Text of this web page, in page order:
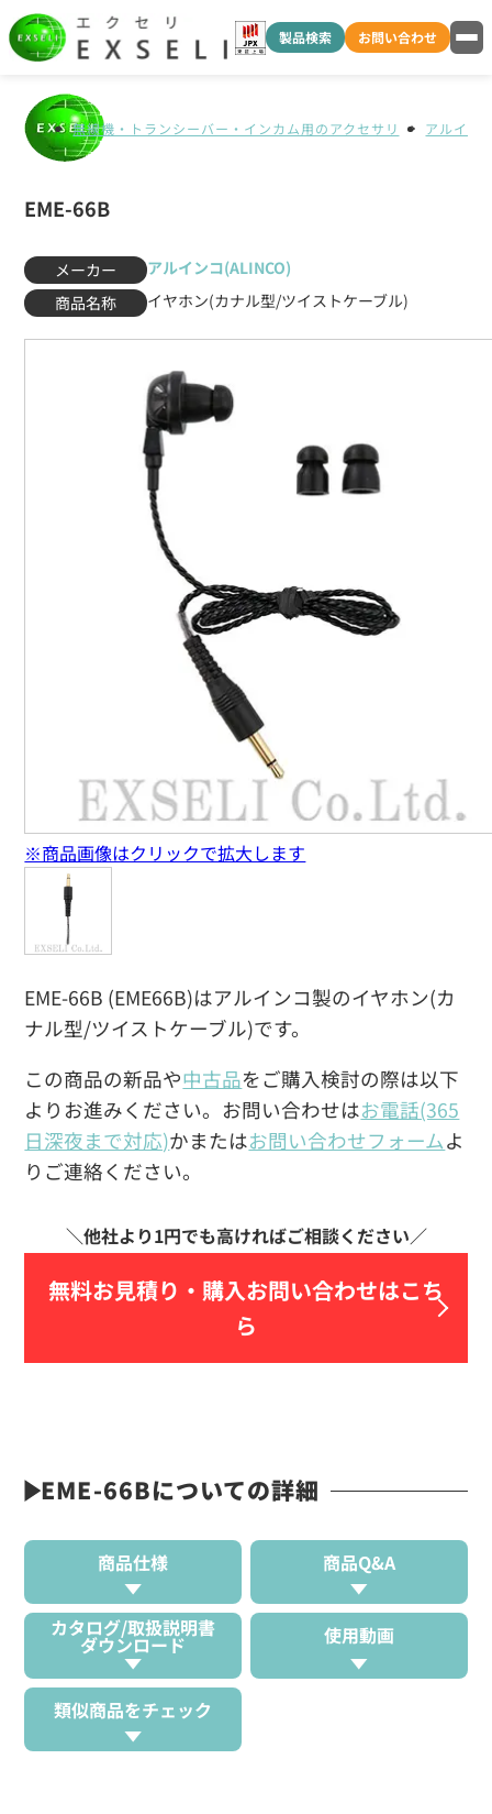
製品検索 お問い合わせ
無線機・トランシーバー・インカム用のアクセサリ アルイン
EME-66B
メーカー
アルインコ(ALINCO)
商品名称
イヤホン(カナル型/ツイストケーブル)
EME-66B (EME66B)はアルインコ製のイヤホン(カ
ナル型/ツイストケーブル)です。
この商品の新品や中古品をご購入検討の際は以下
よりお進みください。お問い合わせはお電話(365
日深夜まで対応)かまたはお問い合わせフォームよ
りご連絡ください。
無料お見積り・ 購入お問い合わせはこち
ら
※商品画像はクリックで拡大します
EME-66Bについての詳細
商品仕様 商品Q&A
カタログ/取扱説明書
ダウンロード 使用動画
類似商品をチェック